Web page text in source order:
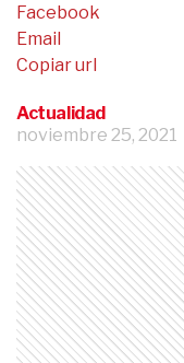
Actualidad
noviembre 25, 2021
Facebook
Email
Copiar url